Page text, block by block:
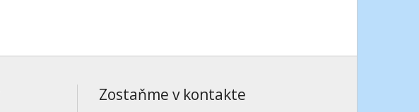
Zostaňme v kontakte